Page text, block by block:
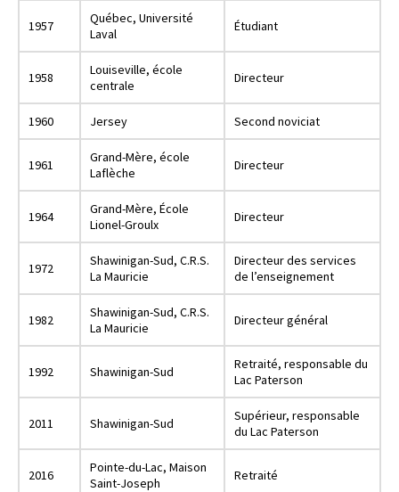
1957
Québec, Université
Laval
Étudiant
1958
Louiseville, école
centrale
Directeur
1960 Jersey Second noviciat
1961
Grand-Mère, école
Laflèche
Directeur
1964
Grand-Mère, École
Lionel-Groulx
Directeur
1972
Shawinigan-Sud, C.R.S.
La Mauricie
Directeur des services
de l’enseignement
1982
Shawinigan-Sud, C.R.S.
La Mauricie
Directeur général
1992 Shawinigan-Sud
Retraité, responsable du
Lac Paterson
2011 Shawinigan-Sud
Supérieur, responsable
du Lac Paterson
2016
Pointe-du-Lac, Maison
Saint-Joseph
Retraité